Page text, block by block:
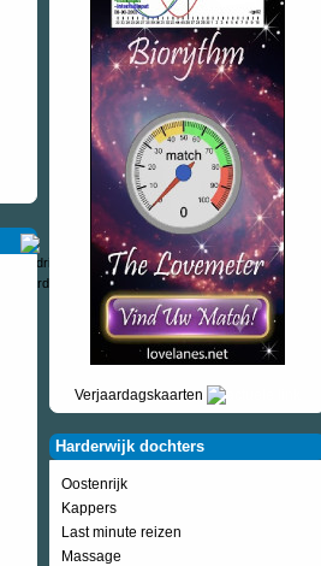
Verjaardagskaarten
Harderwijk dochters
Oostenrijk
Kappers
Last minute reizen
Massage